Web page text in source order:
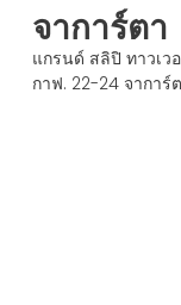
จาการ์ตา
แกรนด์ สลิปิ ทาวเว
กาฟ. 22-24 จาการ์ต